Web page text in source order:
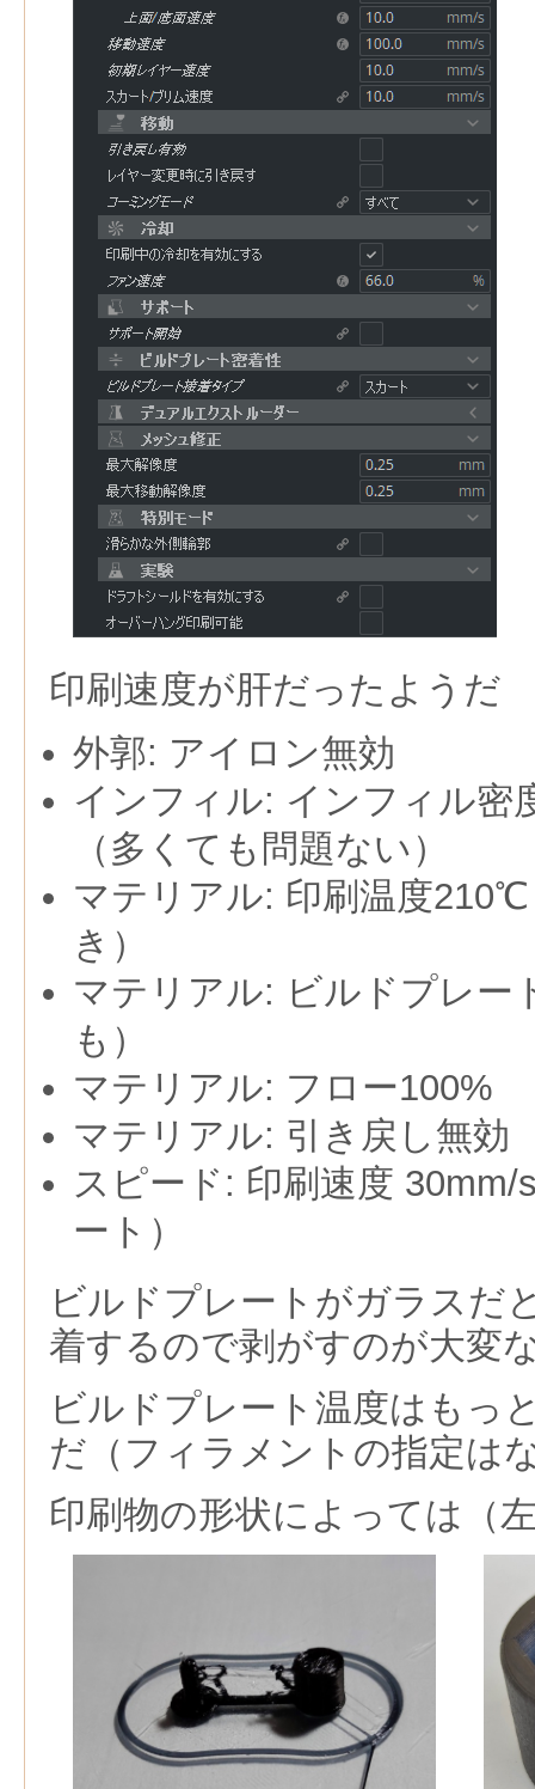
印刷速度が肝だったようだ
外郭: アイロン無効
インフィル: インフィル密
（多くても問題ない）
マテリアル: 印刷温度
き）
マテリアル: ビルドプレー
も）
マテリアル: フロー100%
マテリアル: 引き戻し無効
スピード: 印刷速度 30mm/
ート）
ビルドプレートがガラスだ
着するので剥がすのが大変
ビルドプレート温度はもっ
だ（フィラメントの指定は
印刷物の形状によっては（